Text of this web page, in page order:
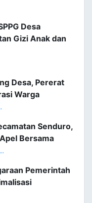
Desa
Gizi Anak dan
Desa, Pererat
Warga
Senduro,
Bersama
Pemerintah